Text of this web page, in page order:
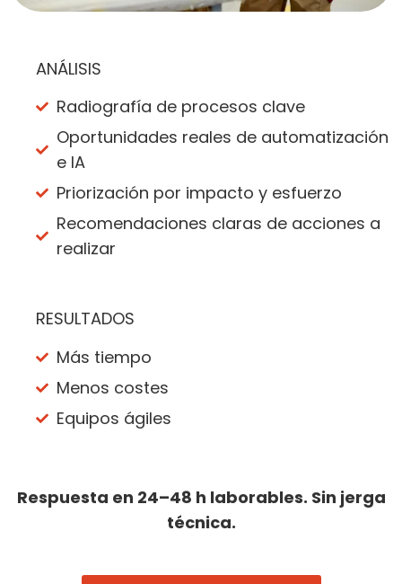
ANÁLISIS
Radiografía de procesos clave
Oportunidades reales de automatización
e IA
Priorización por impacto y esfuerzo
Recomendaciones claras de acciones a
realizar
RESULTADOS
Más tiempo
Menos costes
Equipos ágiles
Respuesta en 24–48 h laborables. Sin jerga
técnica.